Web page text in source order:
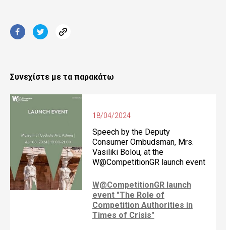
Συνεχίστε με τα παρακάτω
18/04/2024
Speech by the Deputy
Consumer Ombudsman, Mrs.
Vasiliki Bolou, at the
W@CompetitionGR launch event
W@CompetitionGR launch
event "The Role of
Competition Authorities in
Times of Crisis"